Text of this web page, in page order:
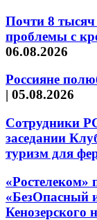
Почти 8
проблемы с
06.08.2026
Россияне
| 05.08.2026
Сотрудники
заседании
туризм для
«Ростелеком»
«БезОпасный
Кенозерского